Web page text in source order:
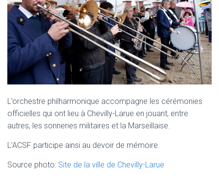
L’orchestre philharmonique accompagne les cérémonies
officielles qui ont lieu à Chevilly-Larue en jouant, entre
autres, les sonneries militaires et la Marseillaise.
L’ACSF participe ainsi au devoir de mémoire.
Source photo: Site de la ville de Chevilly-Larue